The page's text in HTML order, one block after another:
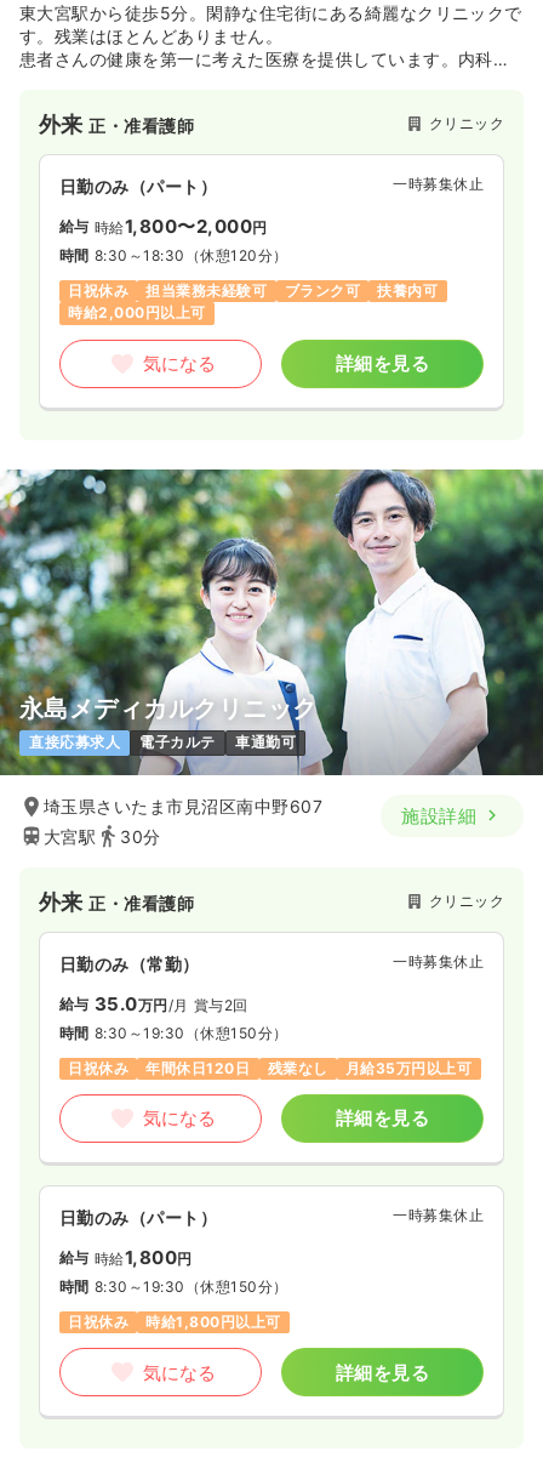
東大宮駅から徒歩5分。閑静な住宅街にある綺麗なクリニックで
す。残業はほとんどありません。
患者さんの健康を第一に考えた医療を提供しています。内科・
アップします。
外来正・准看護師 クリニック
日勤のみ（パート） 一時募集休止
給与 時給1,800〜2,000円
時間 8:30～18:30 （休憩120分）
日祝休み
担当業務未経験可 ブランク可
扶養内可
時給2,000円以上可
気になる 詳細を見る
永島メディカルクリニック
直接応募求人 電子カルテ 車通勤可
埼玉県さいたま市見沼区南中野607
大宮駅
30分
施設詳細
外来正・准看護師 クリニック
日勤のみ（常勤） 一時募集休止
給与 35.0万円 /月 賞与2回
時間 8:30～19:30 （休憩150分）
日祝休み
年間休日120日 残業なし 月給35万円以上可
気になる 詳細を見る
日勤のみ（パート） 一時募集休止
給与 時給1,800円
時間 8:30～19:30 （休憩150分）
日祝休み
時給1,800円以上可
気になる 詳細を見る